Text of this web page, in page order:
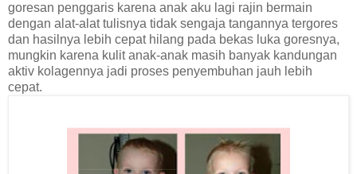
goresan penggaris karena anak aku lagi rajin bermain
dengan alat-alat tulisnya tidak sengaja tangannya tergores
dan hasilnya lebih cepat hilang pada bekas luka goresnya,
mungkin karena kulit anak-anak masih banyak kandungan
aktiv kolagennya jadi proses penyembuhan jauh lebih
cepat.